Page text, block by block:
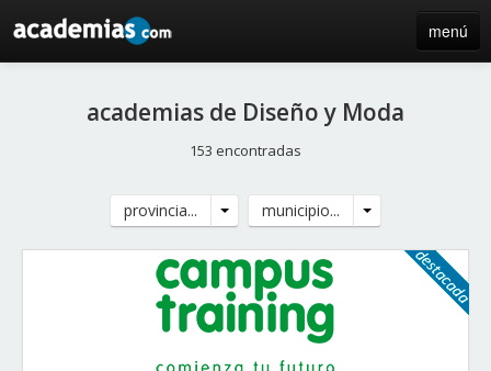
menú
iniciar sesión / registro de centros
academias de Diseño y Moda
153 encontradas
provincia... municipio...